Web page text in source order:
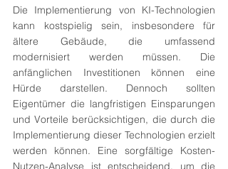
Die Implementierung von KI-Technologien
kann kostspielig sein, insbesondere für
ältere Gebäude, die umfassend
modernisiert werden müssen. Die
anfänglichen Investitionen können eine
Hürde darstellen. Dennoch sollten
Eigentümer die langfristigen Einsparungen
und Vorteile berücksichtigen, die durch die
Implementierung dieser Technologien erzielt
werden können. Eine sorgfältige Kosten-
Nutzen-Analyse ist entscheidend, um die